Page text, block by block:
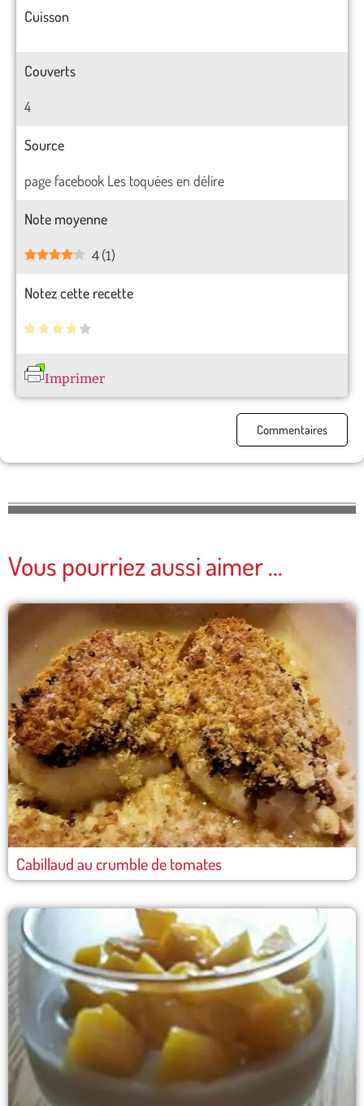
Cuisson
Couverts
4
Source
page facebook Les toquées en délire
Note moyenne
4 (1)
Notez cette recette
Imprimer
Commentaires
Vous pourriez aussi aimer ...
Cabillaud au crumble de tomates